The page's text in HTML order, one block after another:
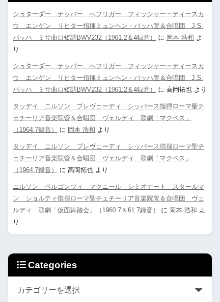
シュターダー テッパー ヘフリガー フィッシャー＝ディースカ
ウ エンゲン リヒター指揮ミュンヘン・バッハ管＆合唱団 J.S.
バッハ ミサ曲ロ短調BWV232（1961.2＆4録音）
に 岡本 浩和 よ
り
シュターダー テッパー ヘフリガー フィッシャー＝ディースカ
ウ エンゲン リヒター指揮ミュンヘン・バッハ管＆合唱団 J.S.
バッハ ミサ曲ロ短調BWV232（1961.2＆4録音）
に 高岡拓也 より
タッデイ ニルソン プレヴェーディ シッパース指揮ローマ聖チ
ェチーリア音楽院管＆合唱団 ヴェルディ 歌劇「マクベス」
（1964.7録音）
に 岡本 浩和 より
タッデイ ニルソン プレヴェーディ シッパース指揮ローマ聖チ
ェチーリア音楽院管＆合唱団 ヴェルディ 歌劇「マクベス」
（1964.7録音）
に 高岡拓也 より
ニルソン ベルゴンツィ マクニール シミオナート スタールマ
ン ショルティ指揮ローマ聖チェチーリア音楽院管＆合唱団 ヴェ
ルディ 歌劇「仮面舞踏会」（1960.7＆61.7録音）
に 岡本 浩和 よ
り
Categories